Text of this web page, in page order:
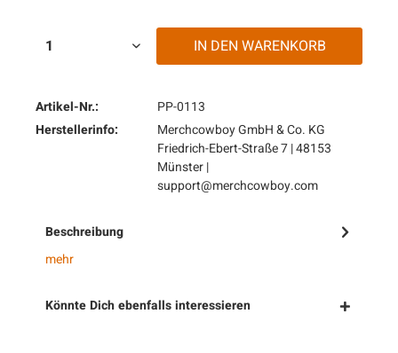
IN DEN WARENKORB
Artikel-Nr.:
PP-0113
Herstellerinfo:
Merchcowboy GmbH & Co. KG
Friedrich-Ebert-Straße 7 | 48153
Münster |
support@merchcowboy.com
Beschreibung
mehr
Könnte Dich ebenfalls interessieren